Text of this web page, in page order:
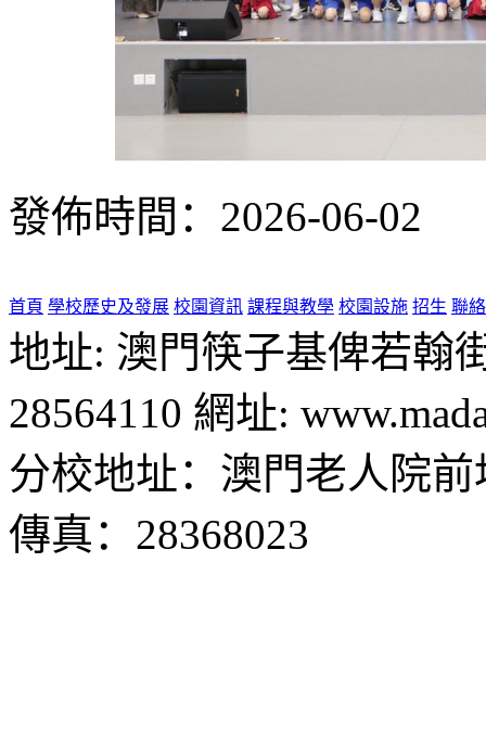
發佈時間：2026-06-02
首頁 學校歷史及發展 校園資訊 課程與教學 校園設施 招生 聯
地址: 澳門筷子基俾若翰
28564110 網址:
分校地址：澳門老人院
傳真：28368023